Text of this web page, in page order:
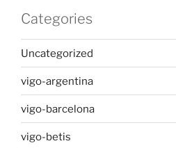
Categories
Uncategorized
vigo-argentina
vigo-barcelona
vigo-betis